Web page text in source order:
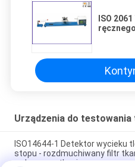
ISO
Urządzenia do
ISO14644-1 Detektor wycieku
stopu - rozdmuchiwany filtr
wykrywacz tkanin